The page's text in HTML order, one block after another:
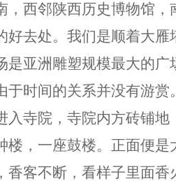
，西邻陕西历史博物馆，
好去处。我们是顺着大雁
是亚洲雕塑规模最大的广
于时间的关系并没有游赏
入寺院，寺院内方砖铺地
楼，一座鼓楼。正面便是
香客不断，看样子里面香